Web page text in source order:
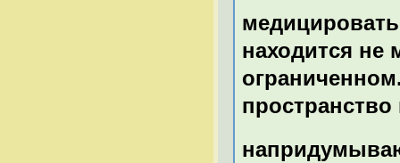
находится не
пространство